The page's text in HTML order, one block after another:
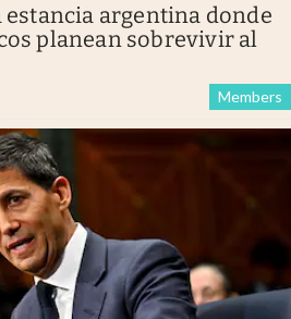
estancia argentina donde
planean sobrevivir al
Members